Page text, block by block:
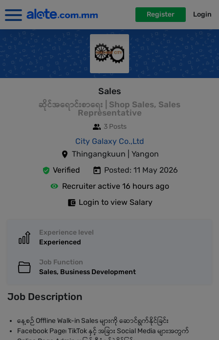
Register Login
Sales
ဆိုင်အရောင်းစာရေး | Shop Sales, Sales
Representative
3 Posts
City Galaxy Co.,Ltd
Thingangkuun | Yangon
Verified
Posted: 11 May 2026
Recruiter active 16 hours ago
Login to view Salary
Experience level
Experienced
Job Function
Sales, Business Development
Job Description
နေ့စဉ် Offline Walk-in Sales များကို ဆောင်ရွက်နိုင်ခြင်း
Facebook Page၊ TikTok နှင့် အခြား Social Media များအတွက်